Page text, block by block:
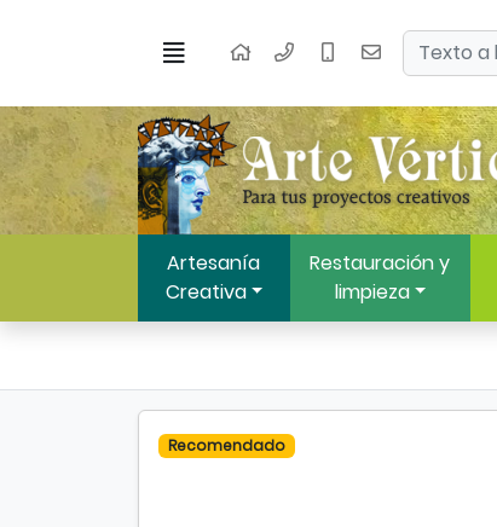
Menú Inicio Buscar
Artesanía
Creativa
Restauración y
limpieza
Recomendado